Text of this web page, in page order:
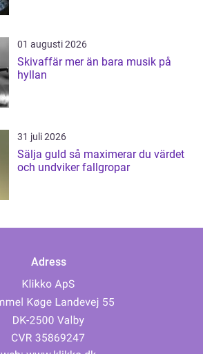
01 augusti 2026
Skivaffär mer än bara musik på
hyllan
31 juli 2026
Sälja guld så maximerar du värdet
och undviker fallgropar
Adress